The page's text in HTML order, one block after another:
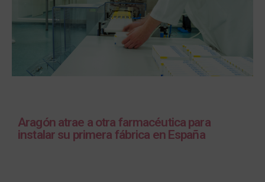
Aragón atrae a otra farmacéutica para
instalar su primera fábrica en España